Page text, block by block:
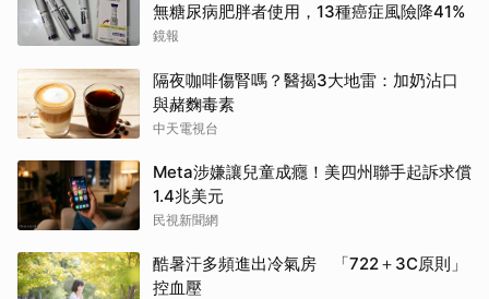
無糖尿病肥胖者使用，13種癌症風險降41%
鏡報
隔夜咖啡傷腎嗎？醫揭3大地雷：加奶沾口
與赭麴毒素
中天電視台
Meta涉嫌讓兒童成癮！美四州聯手起訴求償
1.4兆美元
民視新聞網
酷暑汗多頻進出冷氣房 「722＋3C原則」
控血壓